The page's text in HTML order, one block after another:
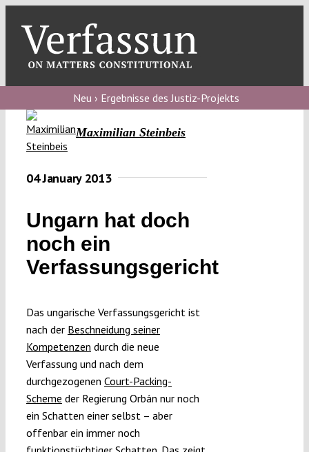
content
Neu › Ergebnisse des Justiz-Projekts
Maximilian Steinbeis
04 January 2013
Ungarn hat doch
noch ein
Verfassungsgericht
Das ungarische Verfassungsgericht ist
nach der Beschneidung seiner
Kompetenzen durch die neue
Verfassung und nach dem
durchgezogenen Court-Packing-
Scheme der Regierung Orbán nur noch
ein Schatten einer selbst – aber
offenbar ein immer noch